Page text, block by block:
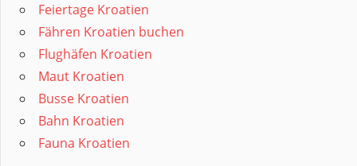
Feiertage Kroatien
Fähren Kroatien buchen
Flughäfen Kroatien
Maut Kroatien
Busse Kroatien
Bahn Kroatien
Fauna Kroatien